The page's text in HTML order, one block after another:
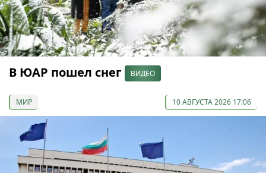
В ЮАР пошел снег ВИДЕО
МИР 10 АВГУСТА 2026 17:06